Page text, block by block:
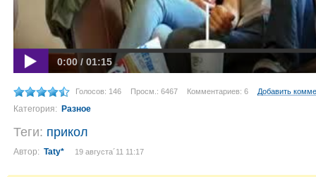
0:00 / 01:15
Голосов: 146 Просм.: 6467 Комментариев: 6 Добавить
Категория: Разное
Теги: прикол
Автор: Taty* 19 августа´11 11:17